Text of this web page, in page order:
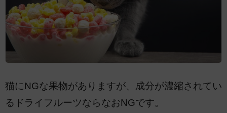
猫にNGな果物がありますが、成分が濃縮されてい
るドライフルーツならなおNGです。